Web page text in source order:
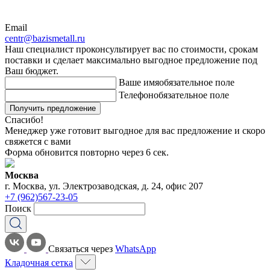
Email
centr@bazismetall.ru
Наш специалист проконсультирует вас по стоимости, срокам
поставки и сделает максимально выгодное предложение под
Ваш бюджет.
Ваше имяобязательное поле
Телефонобязательное поле
Получить предложение
Спасибо!
Менеджер уже готовит выгодное для вас предложение и скоро
свяжется с вами
Форма обновится повторно через 6 сек.
Москва
г. Москва, ул. Электрозаводская, д. 24, офис 207
+7 (962)567-23-05
Поиск
Связаться через WhatsApp
Кладочная сетка